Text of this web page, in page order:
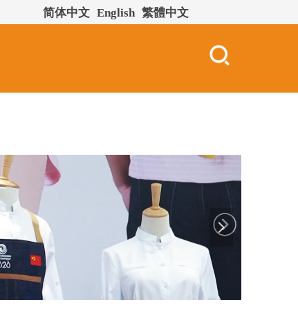
简体中文 English 繁體中文
넲